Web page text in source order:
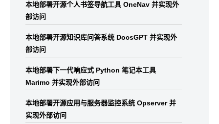
本地部署开源个人书签导航工具 OneNav 并实现外
部访问
本地部署开源知识库问答系统 DocsGPT 并实现外
部访问
本地部署下一代响应式 Python 笔记本工具
Marimo 并实现外部访问
本地部署开源应用与服务器监控系统 Opserver 并
实现外部访问